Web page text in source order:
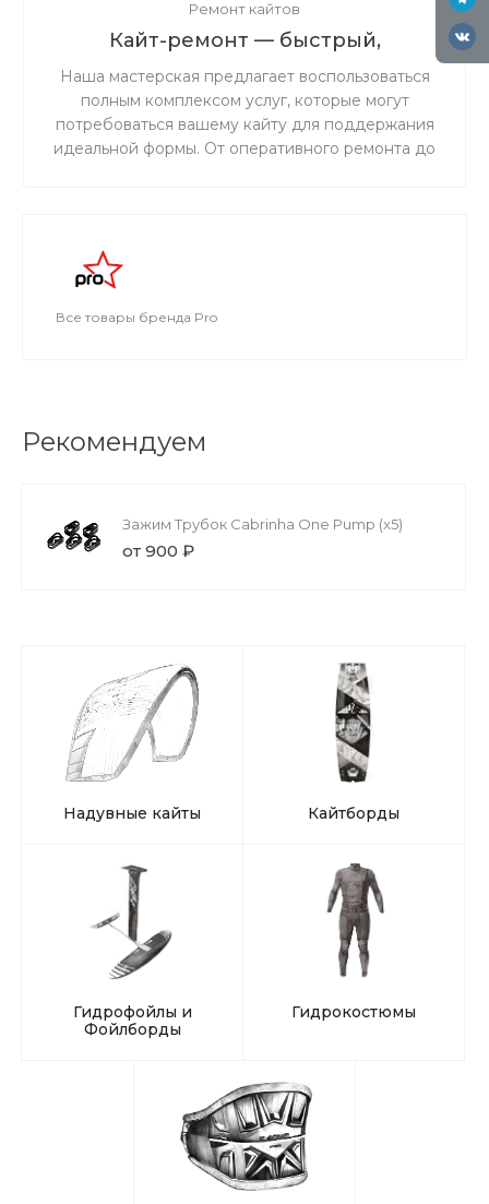
Ремонт кайтов
Кайт-ремонт — быстрый,
надёжный, с душой.
Наша мастерская предлагает воспользоваться
полным комплексом услуг, которые могут
потребоваться вашему кайту для поддержания
идеальной формы. От оперативного ремонта до
Все товары бренда Pro
Рекомендуем
Зажим Трубок Cabrinha One Pump (x5)
от 900 ₽
Надувные кайты Кайтборды
Гидрофойлы и
Фойлборды
Гидрокостюмы